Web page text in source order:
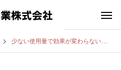
少ない使用量で効果が変わらない特殊添加剤入りグリースに変更。